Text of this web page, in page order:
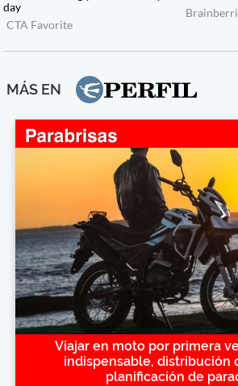
MÁS EN
Viajar en moto por primera
indispensable, distribución
planificación de